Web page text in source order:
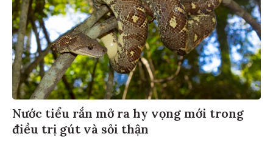
Nước tiểu rắn mở ra hy vọng mới trong
điều trị gút và sỏi thận